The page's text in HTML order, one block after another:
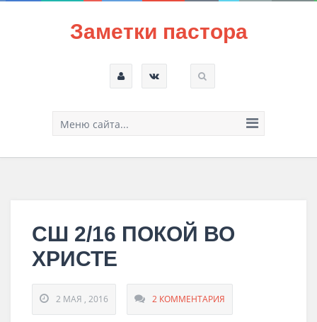
Заметки пастора
Меню сайта...
СШ 2/16 ПОКОЙ ВО
ХРИСТЕ
2 МАЯ , 2016 2 КОММЕНТАРИЯ